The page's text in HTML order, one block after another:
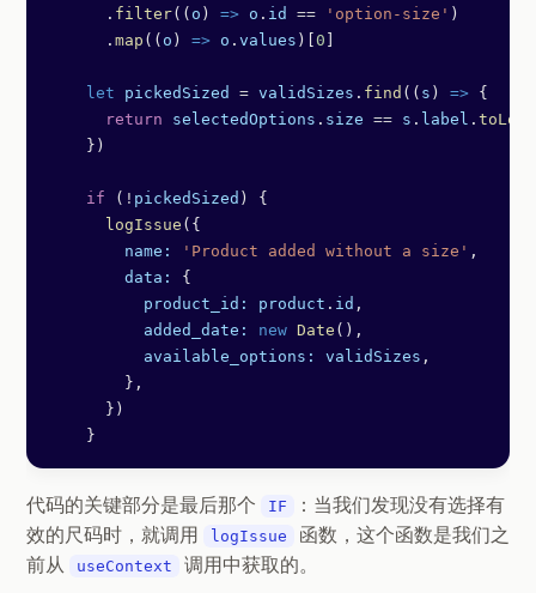
      .
filter(( o ) => o . id == 'option-size' )
      .
map (( o ) => o . values )[ 0
    let
pickedSized = validSizes . find (( s ) => {
      return
selectedOptions . size == s . label .
    })
    if
( ! pickedSized ) {
      logIssue
({
        name:
'Product added without a size' ,
        data:
{
          product_id:
product . id ,
          added_date:
new Date (),
          available_options:
validSizes ,
        },
      })
    }
代码的关键部分是最后那个 IF
：当我们发现没有选择有
效的尺码时，就调用
logIssue
函数，这个函数是我们之
前从
useContext 调用中获取的。